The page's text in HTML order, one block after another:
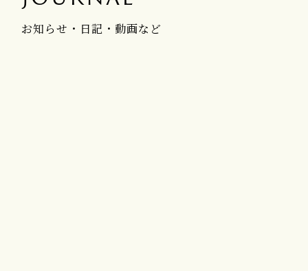
お知らせ・日記・動画など